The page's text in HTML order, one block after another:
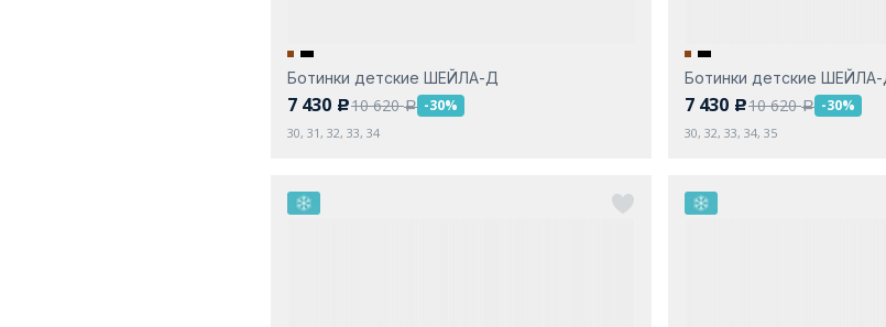
Ботинки детские ШЕЙЛА-Д
7 430 c10 620a -30%
30, 31, 32, 33, 34
Ботинки детские
7 430 c10 620a -30%
30, 32, 33, 34, 35